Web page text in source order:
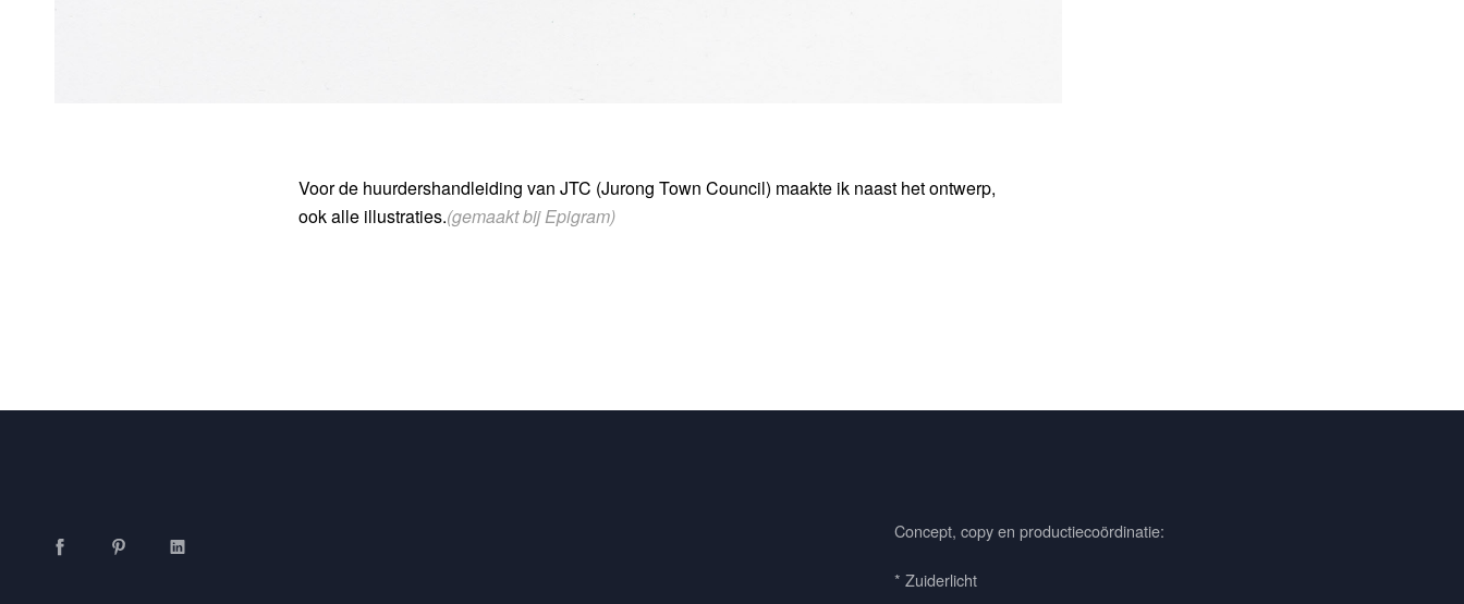
Voor de huurdershandleiding van JTC (Jurong Town Council) maakte ik naast het ontwerp,
ook alle illustraties.(gemaakt bij Epigram)
Concept, copy en productiecoördinatie:
* Zuiderlicht